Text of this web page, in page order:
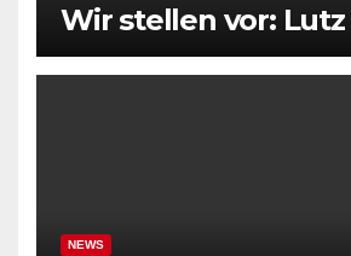
Wir stellen vor: Lutz
NEWS